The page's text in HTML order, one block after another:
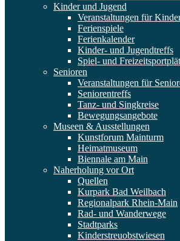
Kinder und Jugend
Veranstaltungen für
Ferienspiele
Ferienkalender
Kinder- und Jugendtreffs
Spiel- und
Senioren
Veranstaltungen für
Seniorentreffs
Tanz- und Singkreise
Bewegungsangebote
Museen & Ausstellungen
Kunstforum Mainturm
Heimatmuseum
Biennale am Main
Naherholung vor Ort
Quellen
Kurpark Bad Weilbach
Regionalpark Rhein-Main
Rad- und Wanderwege
Stadtparks
Kinderstreuobstwiesen